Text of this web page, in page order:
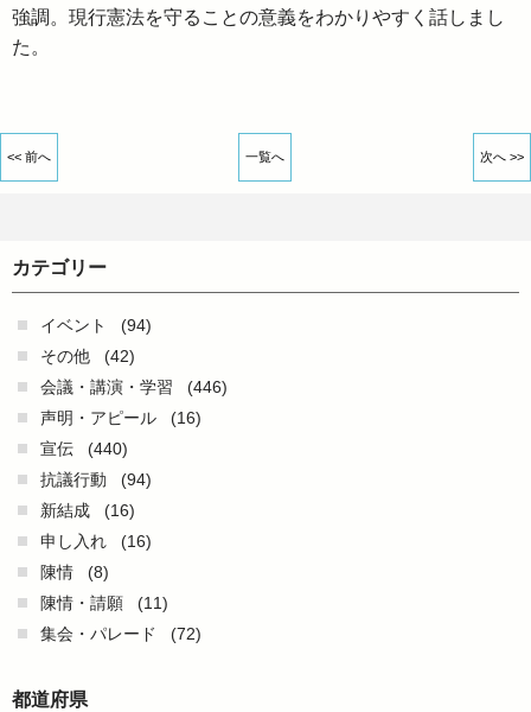
強調。現行憲法を守ることの意義をわかりやすく話しまし
た。
<< 前へ 一覧へ 次へ >>
カテゴリー
イベント
(94)
その他
(42)
会議・講演・学習
(446)
声明・アピール
(16)
宣伝
(440)
抗議行動
(94)
新結成
(16)
申し入れ
(16)
陳情
(8)
陳情・請願
(11)
集会・パレード
(72)
都道府県